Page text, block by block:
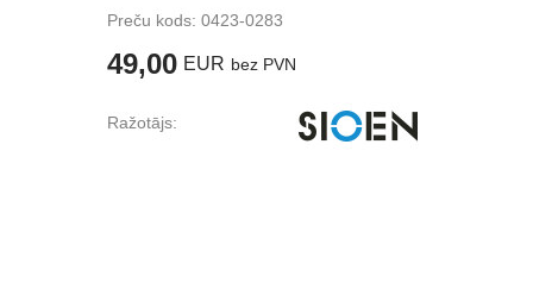
Preču kods: 0423-0283
49,00 EUR bez PVN
Ražotājs: